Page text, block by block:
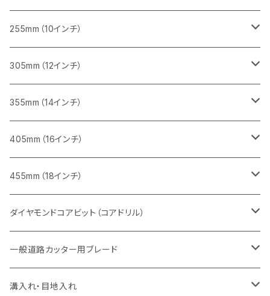
インターロッキング切断用
鋳鉄管切断用
ヒューム管・U字溝切断用
レンガ切断用
インターロッキング切断用
鋳鉄管切断用
ヒューム管・U字溝切断用
FRP切断用
塩ビ管・キッチンパネル切断用
大理石
レンガ切断用
インターロッキング切断用
鋳鉄管切断用
ヒューム管・U字溝切断用
ブロック切断用
レンガ切断用
インターロッキング切断用
鋳鉄管切断用
ヒューム管・U字溝切断用
コンクリート切断用
ブロック切断用
レンガ切断用
インターロッキング切断用
鋳鉄管切断用
ヒューム管・U字溝切断用
みかげ石（御影石）切断用
コンクリート切断用
ブロック切断用
レンガ切断用
インターロッキング切断用
鋳鉄管切断用
ヒューム管・U字溝切断用
255mm（10インチ）
コンクリート切断用
一般道路カッター用
ブロック切断用
レンガ切断用
インターロッキング切断用
一般道路カッター用
ヒューム管・U字溝切断用
アスファルト切断用
一般道路カッター用
305mm（12インチ）
みかげ石（御影石）切断用
セグメント
セグメント（特殊凹凸加工チップ
鉄筋コンクリート切断用
セグメントタイプ
コンクリート切断用
セグメント
セグメント（特殊凸凹加工チップ
ブロック切断用
セグメント
セグメント（特殊凸凹加工チップ
レンガ切断用
セグメント
インターロッキング切断用
355mm（14インチ）
みかげ石（御影石）切断用
セグメント
セグメント（特殊凸凹加工チップ
鉄筋コンクリート切断用
セグメントタイプ
コンクリート切断用
セグメント
セグメント（特殊凸凹加工チップ
ブロック切断用
セグメント
レンガ切断用
405mm（16インチ）
みかげ石（御影石）切断用
セグメントタイプ
コンクリート切断用
セグメントタイプ
一般道路カッター用
鉄筋コンクリート切断用
セグメントタイプ
インターロッキング切断用
455mm（18インチ）
道路コンクリート切断用
道路アスファルト切断用
ダイヤモンドコアビット（コアドリル）
Aロット
有効長 250mm
Ｃロット
一般道路カッター用ブレード
道路（アスファルト用）
溝入れ・目地入れ